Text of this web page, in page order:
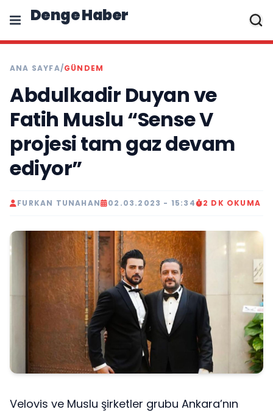
Denge Haber
ANA SAYFA/GÜNDEM
Abdulkadir Duyan ve
Fatih Muslu “Sense V
projesi tam gaz devam
ediyor”
FURKAN TUNAHAN 02.03.2023 - 15:34 2 DK OKUMA
Velovis ve Muslu şirketler grubu Ankara’nın